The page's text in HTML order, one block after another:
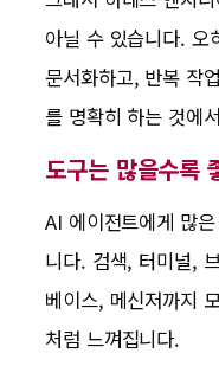
아닐 수 있습니다. 오
문서화하고, 반복 작
를 명확히 하는 것에
도구는 많을수록
AI 에이전트에게 많
니다. 검색, 터미널,
베이스, 메신저까지
처럼 느껴집니다.